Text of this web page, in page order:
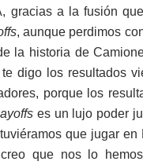
gracias a la fusión
, aunque perdimos
la historia de
digo los resultados
porque los
es un lujo poder
que jugar
que nos lo